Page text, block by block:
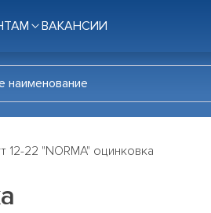
ВАКАНСИИ
12-22 "NORMA" оцинковка